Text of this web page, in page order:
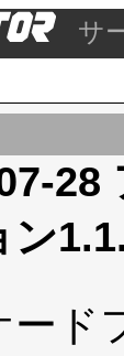
サ
ン
ード